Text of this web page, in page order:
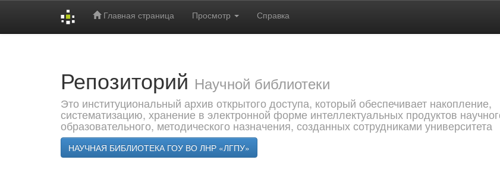
Главная страница Просмотр Справка
Репозиторий Научной библиотеки
Это институциональный архив открытого доступа, который обеспечивает накопление,
систематизацию, хранение в электронной форме интеллектуальных продуктов
образовательного, методического назначения, созданных сотрудниками университета
НАУЧНАЯ БИБЛИОТЕКА ГОУ ВО ЛНР «ЛГПУ»